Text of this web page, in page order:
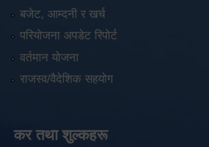
बजेट, आम्दनी र खर्च
परियोजना अपडेट रिपोर्ट
वर्तमान योजना
राजस्व/वैदेशिक सहयोग
कर तथा शुल्कहरू